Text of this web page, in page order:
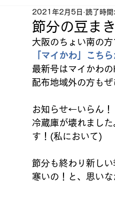
ダイエット 八
新規オープン ドッグサロン
節分の豆ま
2021年2月5日 読了時
大阪のちょい南の
「マイかわ」
こち
最新号はマイかわ
配布地域外の方も
お知らせ←いらん！
冷蔵庫が壊れまし
す！(私において)
節分も終わり新し
寒いの！と、思いな